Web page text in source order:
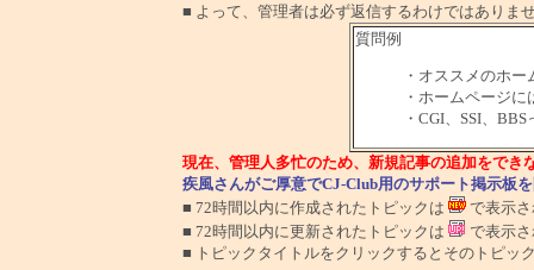
■ よって、管理者は必ず返信するわけではありま
質問例
・オススメのホ
・ホームページ
・CGI、SSI、
現在、管理人多忙のため、新規記事の追加をでき
疾風さんがご厚意でCJ-Club用のサポート掲示板
■ 72時間以内に作成されたトピックは
で表示
■ 72時間以内に更新されたトピックは
で表示
■ トピックタイトルをクリックするとそのトピッ